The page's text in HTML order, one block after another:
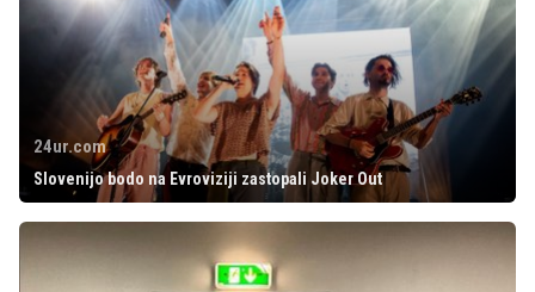
24ur.com
Slovenijo bodo na Evroviziji zastopali Joker Out